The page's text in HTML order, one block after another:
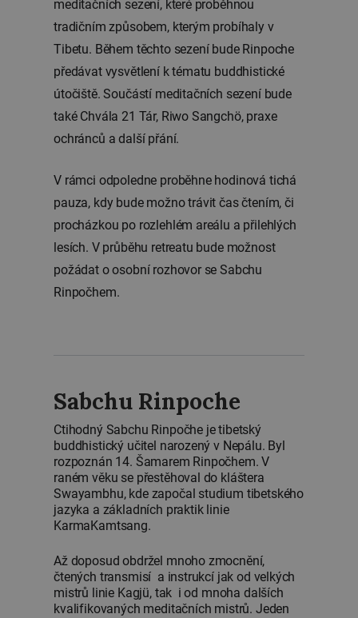
meditačních sezení, které proběhnou
tradičním způsobem, kterým probíhaly v
Tibetu. Během těchto sezení bude Rinpoche
předávat vysvětlení k tématu buddhistické
útočiště. Součástí meditačních sezení bude
také Chvála 21 Tár, Riwo Sangchö, praxe
ochránců a další přání.
V rámci odpoledne proběhne hodinová tichá
pauza, kdy bude možno trávit čas čtením, či
procházkou po rozlehlém areálu a přilehlých
lesích. V průběhu retreatu bude možnost
požádat o osobní rozhovor se Sabchu
Rinpočhem.
Sabchu Rinpoche
Ctihodný Sabchu Rinpočhe je tibetský
buddhistický učitel narozený v Nepálu. Byl
rozpoznán 14. Šamarem Rinpočhem. V
raném věku se přestěhoval do kláštera
Swayambhu, kde započal studium tibetského
jazyka a základních praktik linie
KarmaKamtsang.
Až doposud obdržel mnoho zmocnění,
čtených transmisí a instrukcí jak od velkých
mistrů linie Kagjü, tak i od mnoha dalších
kvalifikovaných meditačních mistrů. Jeden